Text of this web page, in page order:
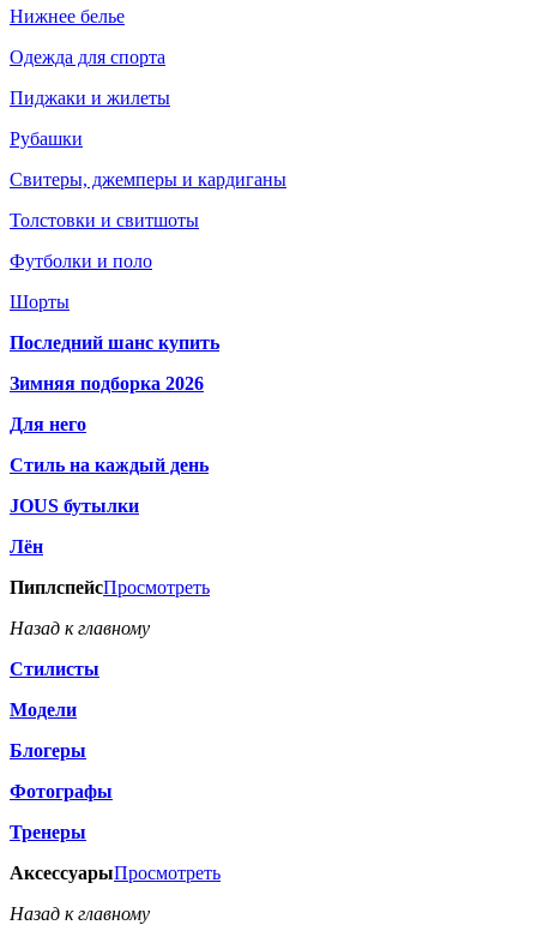
Нижнее белье
Одежда для спорта
Пиджаки и жилеты
Рубашки
Свитеры, джемперы и кардиганы
Толстовки и свитшоты
Футболки и поло
Шорты
Последний шанс купить
Зимняя подборка 2026
Для него
Стиль на каждый день
JOUS бутылки
Лён
ПиплспейсПросмотреть
Назад к главному
Стилисты
Модели
Блогеры
Фотографы
Тренеры
АксессуарыПросмотреть
Назад к главному